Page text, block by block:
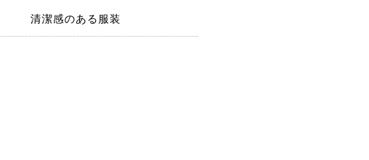
清潔感のある服装